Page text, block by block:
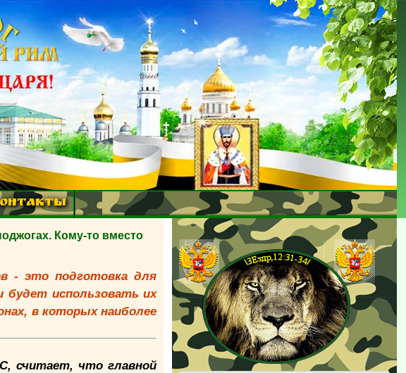
Кому-то вместо
- это подготовка для
использовать их
в которых наиболее
считает, что главной